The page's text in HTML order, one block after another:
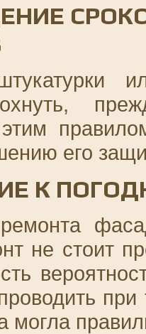
его
К
не стоит
могла